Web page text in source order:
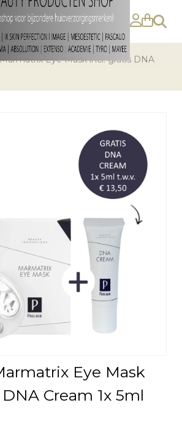
Eye Mask incl. gratis DNA
Eye Mask
Cream 1x 5ml